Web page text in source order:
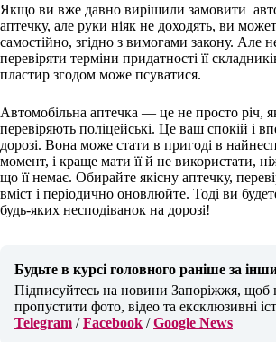
Якщо ви вже давно вирішили замовити
аптечку, але руки ніяк не доходять, ви
самостійно, згідно з вимогами закону. Але
перевіряти терміни придатності її
пластир згодом може псуватися.
Автомобільна аптечка — це не просто річ,
перевіряють поліцейські. Це ваш спокій і
дорозі. Вона може стати в пригоді в
момент, і краще мати її й не використати,
що її немає. Обирайте якісну аптечку,
вміст і періодично оновлюйте. Тоді ви
будь-яких несподіванок на дорозі!
Будьте в курсі головного раніше за
Підписуйтесь на новини Запоріжжя, щоб
пропустити фото, відео та ексклюзивні
Telegram /Facebook /Google News